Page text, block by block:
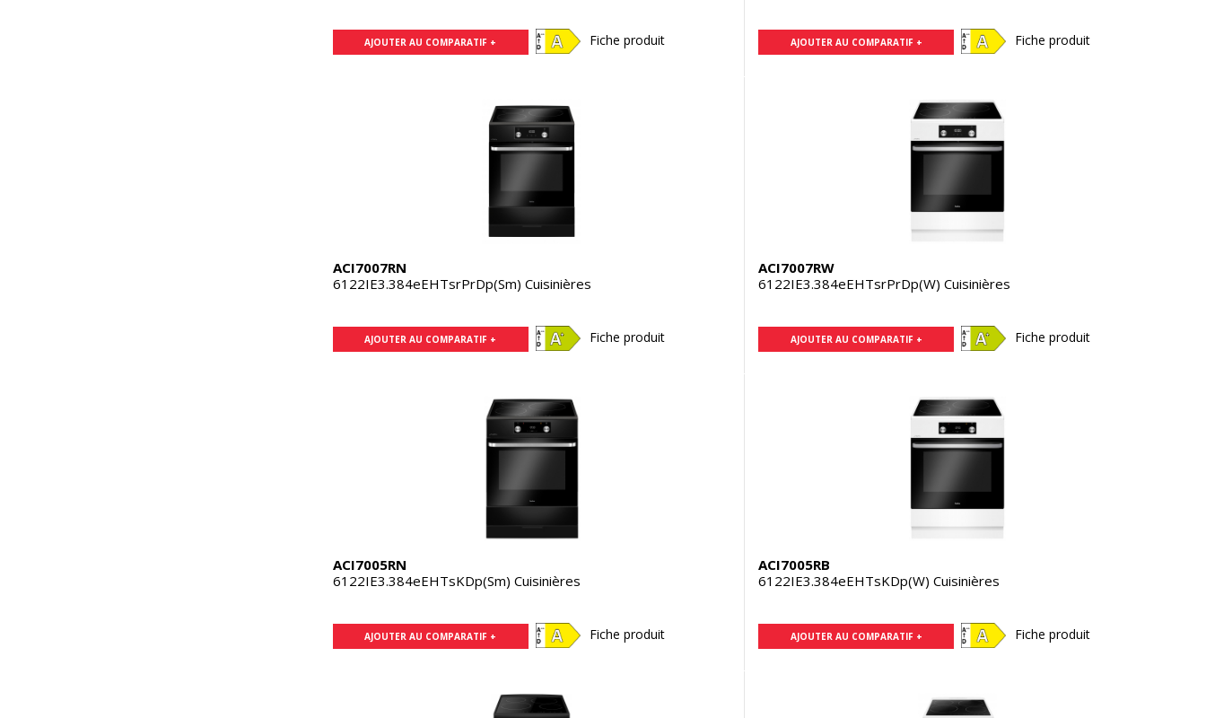
AJOUTER AU COMPARATIF + Fiche produit AJOUTER AU COMPARATIF + Fiche produit
ACI7007RN
6122IE3.384eEHTsrPrDp(Sm) Cuisinières
AJOUTER AU COMPARATIF + Fiche produit
ACI7007RW
6122IE3.384eEHTsrPrDp(W) Cuisinières
AJOUTER AU COMPARATIF + Fiche produit
ACI7005RN
6122IE3.384eEHTsKDp(Sm) Cuisinières
AJOUTER AU COMPARATIF + Fiche produit
ACI7005RB
6122IE3.384eEHTsKDp(W) Cuisinières
AJOUTER AU COMPARATIF + Fiche produit